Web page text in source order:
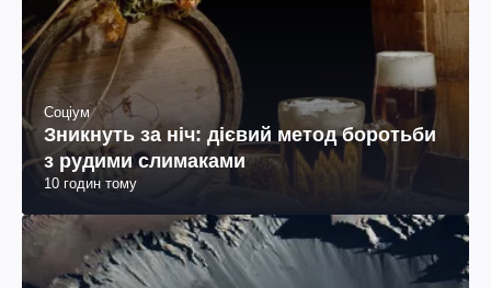
Соціум
Зникнуть за ніч: дієвий метод боротьби
з рудими слимаками
10 годин тому